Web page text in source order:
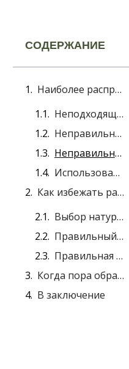
СОДЕРЖАНИЕ
Наиболее распространенные причины раздражения от нижнего белья
Неподходящие материалы
Неправильный уход за бельем
Неправильный крой и размер
Использование агрессивных моющих средств и кондиционеров для белья
Как избежать раздражения от нижнего белья?
Выбор натуральных материалов
Правильный уход за нижним бельем
Правильная стирка
Когда пора обратитьсяза помощью к врачу?
В заключение